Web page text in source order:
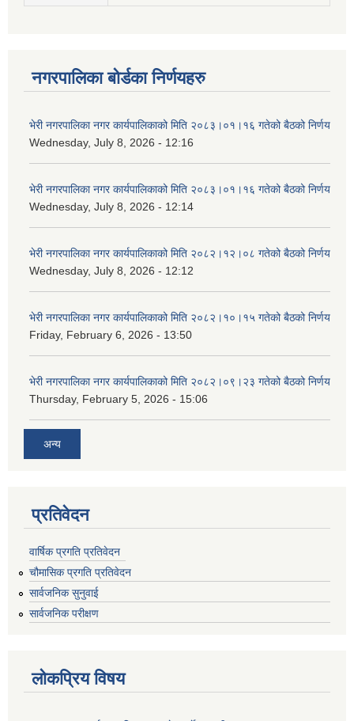
नगरपालिका बोर्डका निर्णयहरु
भेरी नगरपालिका नगर कार्यपालिकाको मिति २०८३।०१।१६ गतेको बैठको निर्णय
Wednesday, July 8, 2026 - 12:16
भेरी नगरपालिका नगर कार्यपालिकाको मिति २०८३।०१।१६ गतेको बैठको निर्णय
Wednesday, July 8, 2026 - 12:14
भेरी नगरपालिका नगर कार्यपालिकाको मिति २०८२।१२।०८ गतेको बैठको निर्णय
Wednesday, July 8, 2026 - 12:12
भेरी नगरपालिका नगर कार्यपालिकाको मिति २०८२।१०।१५ गतेको बैठको निर्णय
Friday, February 6, 2026 - 13:50
भेरी नगरपालिका नगर कार्यपालिकाको मिति २०८२।०९।२३ गतेको बैठको निर्णय
Thursday, February 5, 2026 - 15:06
अन्य
प्रतिवेदन
वार्षिक प्रगति प्रतिवेदन
चौमासिक प्रगति प्रतिवेदन
सार्वजनिक सुनुवाई
सार्वजनिक परीक्षण
लोकप्रिय विषय